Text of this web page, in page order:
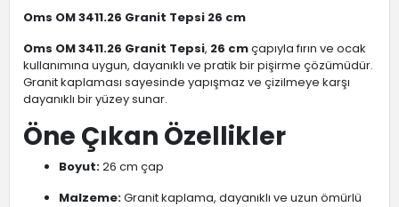
Oms OM 3411.26 Granit Tepsi 26 cm
Oms OM 3411.26 Granit Tepsi, 26 cmçapıyla fırın ve ocak
kullanımına uygun, dayanıklı ve pratik bir pişirme çözümüdür.
Granit kaplaması sayesinde yapışmaz ve çizilmeye karşı
dayanıklı bir yüzey sunar.
Öne Çıkan Özellikler
Boyut:26 cm çap
Malzeme:Granit kaplama, dayanıklı ve uzun ömürlü